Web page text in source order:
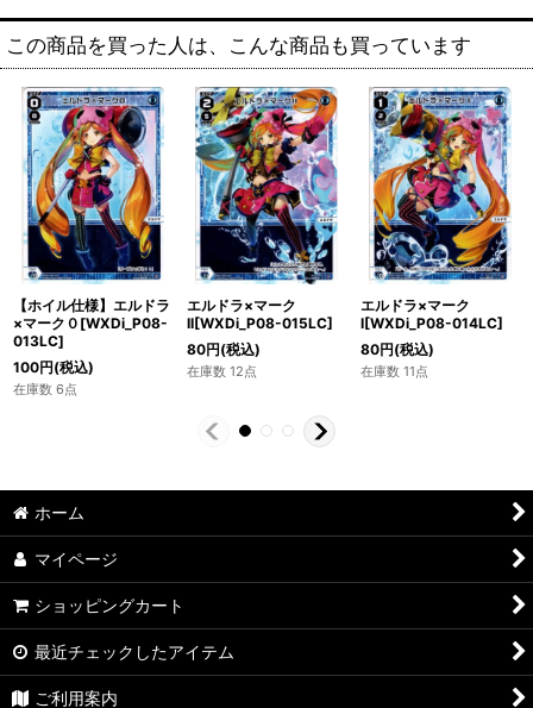
この商品を買った人は、こんな商品も買っています
【ホイル仕様】エルドラ
×マーク０[WXDi_P08-
013LC]
100円(税込)
在庫数 6点
エルドラ×マーク
II[WXDi_P08-015LC]
80円(税込)
在庫数 12点
エルドラ×マーク
I[WXDi_P08-014LC]
80円(税込)
在庫数 11点
ホーム
マイページ
ショッピングカート
最近チェックしたアイテム
ご利用案内